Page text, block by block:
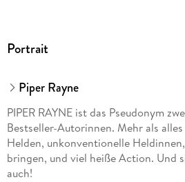
Portrait
Piper Rayne
PIPER RAYNE ist das Pseudonym
Bestseller-Autorinnen. Mehr als
Helden, unkonventionelle
bringen, und viel heiße Action. Und
auch!